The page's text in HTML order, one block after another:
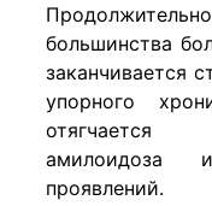
большинства
заканчивается
упорного
отягчается
амилоидоза
проявлений.